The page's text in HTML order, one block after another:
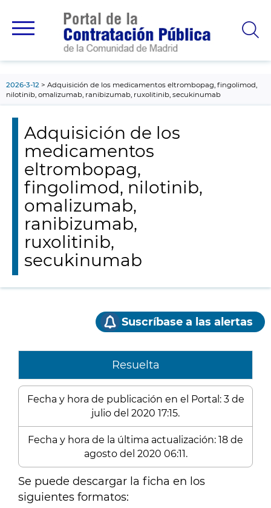
principal
2026-3-12
Adquisición de los medicamentos eltrombopag, fingolimod,
nilotinib, omalizumab, ranibizumab, ruxolitinib, secukinumab
Adquisición de los
medicamentos
eltrombopag,
fingolimod, nilotinib,
omalizumab,
ranibizumab,
ruxolitinib,
secukinumab
Suscríbase a las alertas
Resuelta
Fecha y hora de publicación en el Portal: 3 de
julio del 2020 17:15.
Fecha y hora de la última actualización: 18 de
agosto del 2020 06:11.
Se puede descargar la ficha en los
siguientes formatos: